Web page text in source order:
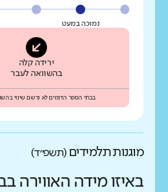
נמוכה במעט
ירידה קלה
בהשוואה לעבר
בבתי הספר הדומים לא נרשם שינוי
מוגנות תלמידים (תשפ״ד)
באיזו מידה האווירה